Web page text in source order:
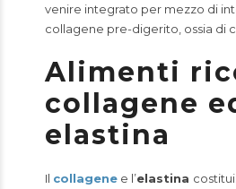
venire integrato per mezzo di
collagene pre-digerito, ossia di
Alimenti
collagene
elastina
Il collagene e l’elastina